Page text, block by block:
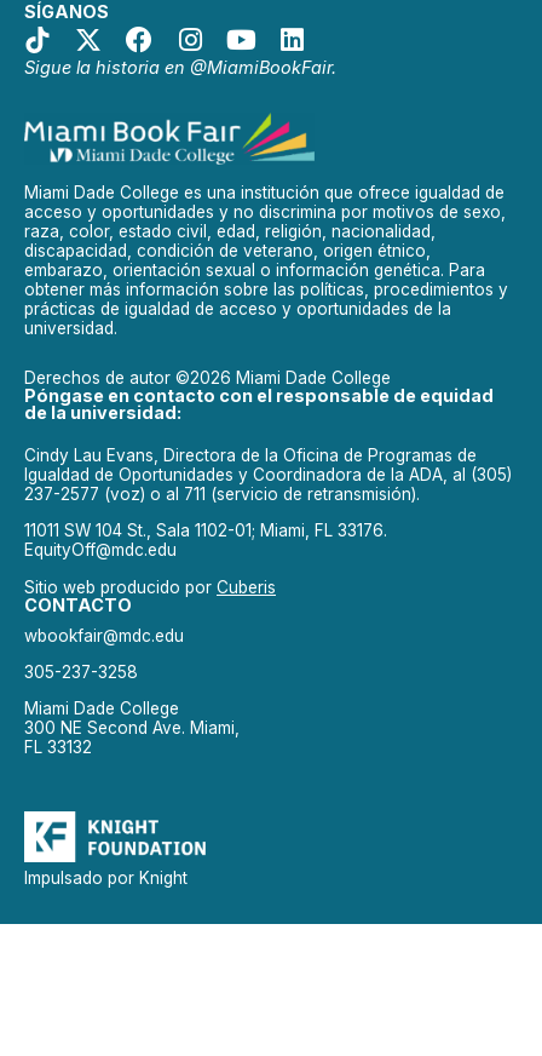
SÍGANOS
Sigue la historia en @MiamiBookFair.
Miami Dade College es una institución que ofrece igualdad de
acceso y oportunidades y no discrimina por motivos de sexo,
raza, color, estado civil, edad, religión, nacionalidad,
discapacidad, condición de veterano, origen étnico,
embarazo, orientación sexual o información genética. Para
obtener más información sobre las políticas, procedimientos y
prácticas de igualdad de acceso y oportunidades de la
universidad.
Derechos de autor ©2026 Miami Dade College
Póngase en contacto con el responsable de equidad
de la universidad:
Cindy Lau Evans, Directora de la Oficina de Programas de
Igualdad de Oportunidades y Coordinadora de la ADA, al (305)
237-2577 (voz) o al 711 (servicio de retransmisión).
11011 SW 104 St., Sala 1102-01; Miami, FL 33176.
EquityOff@mdc.edu
Sitio web producido por Cuberis
CONTACTO
wbookfair@mdc.edu
305-237-3258
Miami Dade College
300 NE Second Ave. Miami,
FL 33132
Impulsado por Knight